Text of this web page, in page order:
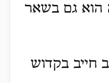
הוא גם בשאר
חייב בקדוש